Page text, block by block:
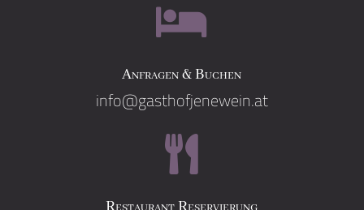

Anfragen & Buchen
info@gasthofjenewein.at
